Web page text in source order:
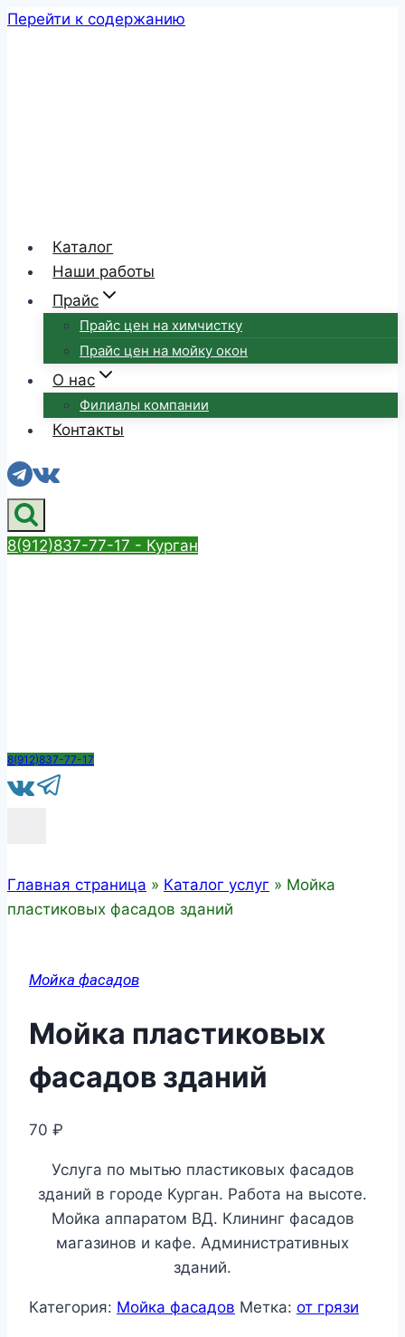
Перейти к содержанию
Каталог
Наши работы
Прайс
Прайс цен на химчистку
Прайс цен на мойку окон
О нас
Филиалы компании
Контакты
8(912)837-77-17 - Курган
8(912)837-77-17
Главная страница » Каталог услуг » Мойка
пластиковых фасадов зданий
Мойка фасадов
Мойка пластиковых
фасадов зданий
70 ₽
Услуга по мытью пластиковых фасадов
зданий в городе Курган. Работа на высоте.
Мойка аппаратом ВД. Клининг фасадов
магазинов и кафе. Административных
зданий.
Категория: Мойка фасадов Метка: от грязи